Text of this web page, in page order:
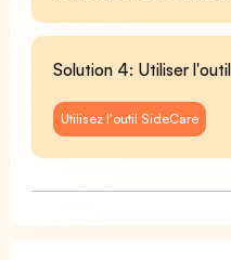
Solution 4: Utiliser
Utilisez l'outil SideCare